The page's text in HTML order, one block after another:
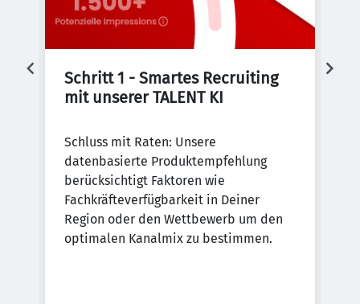
Schritt 1 - Smartes Recruiting
mit unserer TALENT KI
Schluss mit Raten: Unsere
datenbasierte Produktempfehlung
berücksichtigt Faktoren wie
Fachkräfteverfügbarkeit in Deiner
Region oder den Wettbewerb um den
optimalen Kanalmix zu bestimmen.